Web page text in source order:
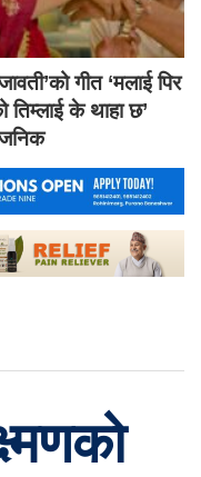
गीत ‘मलाई पिर
तिम्लाई के थाहा छ’